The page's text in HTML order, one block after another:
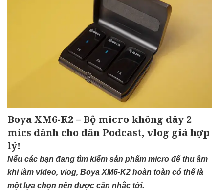
Boya XM6-K2 – Bộ micro không dây 2
mics dành cho dân Podcast, vlog giá hợp
lý!
Nếu các bạn đang tìm kiếm sản phẩm micro để thu âm
khi làm video, vlog, Boya XM6-K2 hoàn toàn có thể là
một lựa chọn nên được cân nhắc tới.